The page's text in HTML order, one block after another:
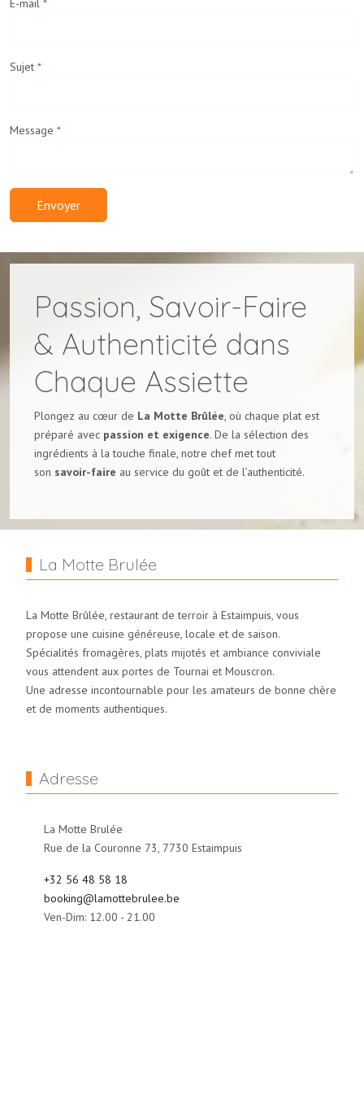
E-mail *
Sujet *
Message *
Envoyer
Passion, Savoir-Faire
& Authenticité dans
Chaque Assiette
Plongez au cœur de La Motte Brûlée, où chaque plat est
préparé avec passion et exigence. De la sélection des
ingrédients à la touche finale, notre chef met tout
son savoir-faire au service du goût et de l’authenticité.
La Motte Brulée
La Motte Brûlée, restaurant de terroir à Estaimpuis, vous
propose une cuisine généreuse, locale et de saison.
Spécialités fromagères, plats mijotés et ambiance conviviale
vous attendent aux portes de Tournai et Mouscron.
Une adresse incontournable pour les amateurs de bonne chère
et de moments authentiques.
Adresse
La Motte Brulée
Rue de la Couronne 73, 7730 Estaimpuis
+32 56 48 58 18
booking@lamottebrulee.be
Ven-Dim: 12.00 - 21.00